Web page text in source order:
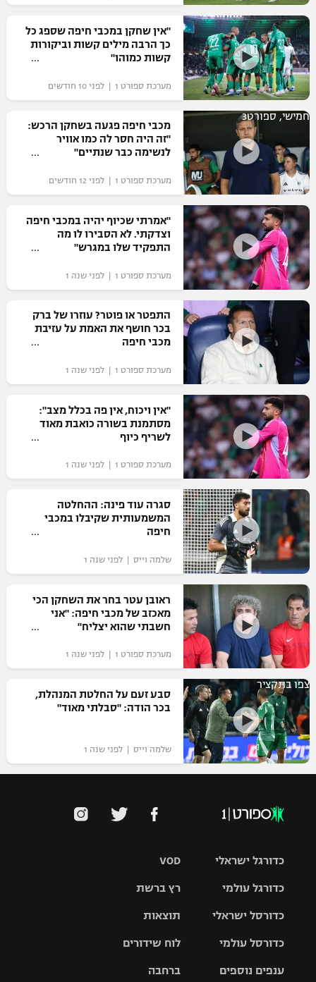
"אין שחקן במכבי חיפה שספג כל
כך הרבה מילים קשות וביקורות
קשות כמוהו"
מערכת ספורט 1 | לפני 10 חודשים
חמישי, ספורט3
מכבי חיפה פגעה בשחקן הרכש:
"זה היה חסר לה כמו אוויר
לנשימה כבר שנתיים"
מערכת ספורט 1 | לפני 12 חודשים
"אמרתי שכיוף יהיה במכבי חיפה
וצדקתי. לא הסבירו לו מה
התפקיד שלו במגרש"
מערכת ספורט 1 | לפני שנה 1
התפטר או פוטר? עוזרו של ברק
בכר חושף את האמת על עזיבת
מכבי חיפה
מערכת ספורט 1 | לפני שנה 1
"אין ויכוח, אין פה בכלל מצב":
מסתמנת בשורה כואבת מאוד
לשריף כיוף
מערכת ספורט 1 | לפני שנה 1
סגרה עוד פינה: ההחלטה
המשמעותית שקיבלו במכבי
חיפה
שלמה וייס | לפני שנה 1
ראובן עטר בחר את השחקן הכי
מאכזב של מכבי חיפה: "אני
חשבתי שהוא יצליח"
מערכת ספורט 1 | לפני שנה 1
צפו בתקציר
סבע זעם על החלטת המנהלת,
בכר הודה: "סבלתי מאוד"
שלמה וייס | לפני שנה 1
VOD
רץ ברשת
תוצאות
לוח שידורים
ברחבה
כדורגל ישראלי
גביע הטוטו
כדורגל עולמי
האלופות
ליגה
כדורסל ישראלי
סל
כדורסל עולמי
ענפים נוספים